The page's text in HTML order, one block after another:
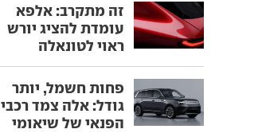
זה מתקרב: אלפא
עומדת להציג יורש
ראוי לטונאלה
פחות חשמל, יותר
גודל: אלה צמד רכבי
הפנאי של שיאומי